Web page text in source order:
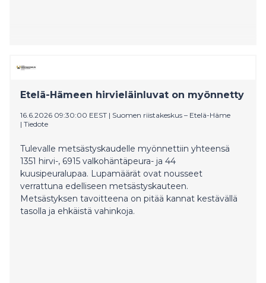
Etelä-Hämeen hirvieläinluvat on myönnetty
16.6.2026 09:30:00 EEST | Suomen riistakeskus – Etelä-Häme
| Tiedote
Tulevalle metsästyskaudelle myönnettiin yhteensä
1351 hirvi-, 6915 valkohäntäpeura- ja 44
kuusipeuralupaa. Lupamäärät ovat nousseet
verrattuna edelliseen metsästyskauteen.
Metsästyksen tavoitteena on pitää kannat kestävällä
tasolla ja ehkäistä vahinkoja.